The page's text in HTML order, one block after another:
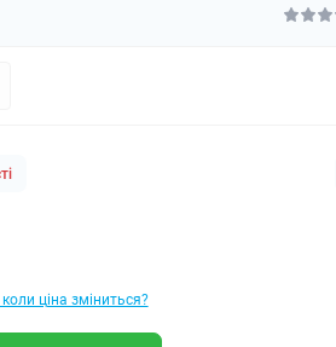
ціна зміниться?